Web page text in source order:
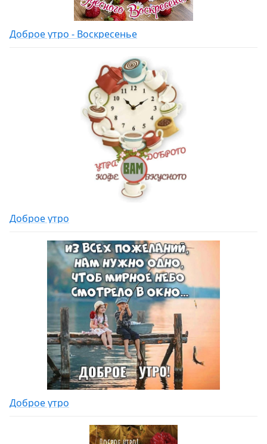
Доброе утро - Воскресенье
Доброе утро
Доброе утро